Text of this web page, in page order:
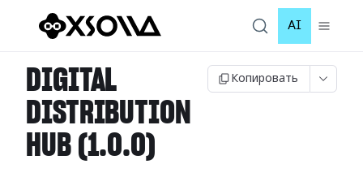
AI
DIGITAL
DISTRIBUTION
HUB (1.0.0)
Копировать